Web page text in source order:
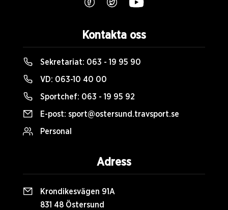
Kontakta oss
Sekretariat: 063 - 19 95 90
VD: 063-10 40 00
Sportchef: 063 - 19 95 92
E-post: sport@ostersund.travsport.se
Personal
Adress
Krondikesvägen 91A
831 48 Östersund